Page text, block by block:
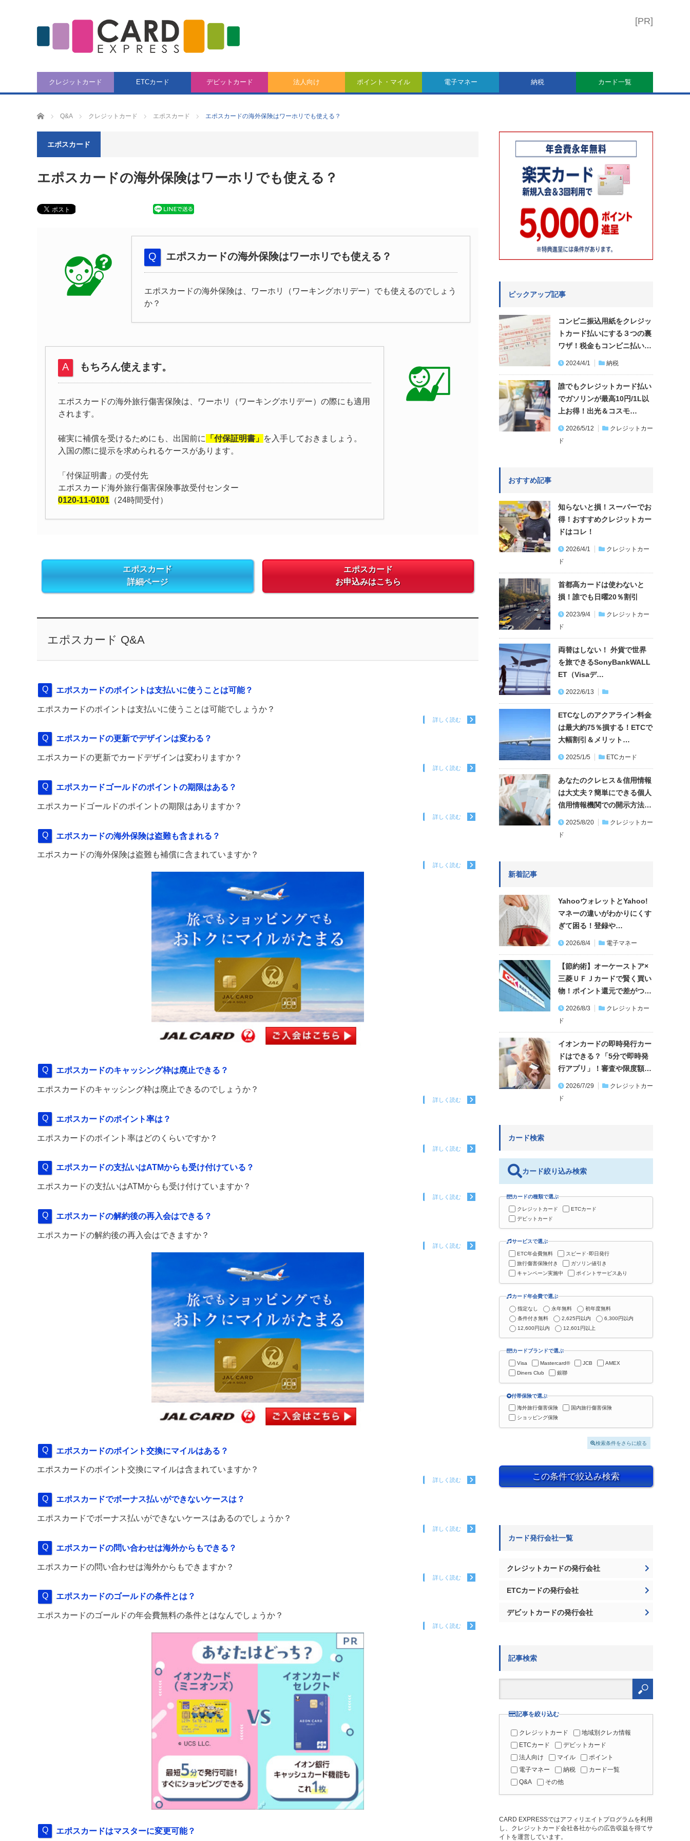
クレジットカード ETCカード デビットカード 法人向け ポイント・マイル 電子マネー 納税 カード一覧
CARD EXPRESS
Q&A クレジットカード エポスカード エポスカードの海外保険はワーホリでも使える？
エポスカード
エポスカードの海外保険はワーホリでも使える？
エポスカードの海外保険はワーホリでも使える？
エポスカードの海外保険は、ワーホリ（ワーキングホリデー）でも使えるのでしょう
か？
もちろん使えます。
エポスカードの海外旅行傷害保険は、ワーホリ（ワーキングホリデー）の際にも適用
されます。
確実に補償を受けるためにも、出国前に 「付保証明書」
を入手しておきましょう。
入国の際に提示を求められるケースがあります。
「付保証明書」の受付先
エポスカード海外旅行傷害保険事故受付センター
0120-11-0101 （24時間受付）
エポスカード
詳細ページ
エポスカード
お申込みはこちら
エポスカード Q&A
エポスカードのポイントは支払いに使うことは可能？
エポスカードのポイントは支払いに使うことは可能でしょうか？
詳しく読む
エポスカードの更新でデザインは変わる？
エポスカードの更新でカードデザインは変わりますか？
詳しく読む
エポスカードゴールドのポイントの期限はある？
エポスカードゴールドのポイントの期限はありますか？
詳しく読む
エポスカードの海外保険は盗難も含まれる？
エポスカードの海外保険は盗難も補償に含まれていますか？
詳しく読む
エポスカードのキャッシング枠は廃止できる？
エポスカードのキャッシング枠は廃止できるのでしょうか？
詳しく読む
エポスカードのポイント率は？
エポスカードのポイント率はどのくらいですか？
詳しく読む
エポスカードの支払いはATMからも受け付けている？
エポスカードの支払いはATMからも受け付けていますか？
詳しく読む
エポスカードの解約後の再入会はできる？
エポスカードの解約後の再入会はできますか？
詳しく読む
エポスカードのポイント交換にマイルはある？
エポスカードのポイント交換にマイルは含まれていますか？
詳しく読む
エポスカードでボーナス払いができないケースは？
エポスカードでボーナス払いができないケースはあるのでしょうか？
詳しく読む
エポスカードの問い合わせは海外からもできる？
エポスカードの問い合わせは海外からもできますか？
詳しく読む
エポスカードのゴールドの条件とは？
エポスカードのゴールドの年会費無料の条件とはなんでしょうか？
詳しく読む
エポスカードはマスターに変更可能？
ピックアップ記事
コンビニ振込用紙をクレジッ
トカード払いにする３つの裏
ワザ！税金もコンビニ払い…
2024/4/1 納税
誰でもクレジットカード払い
でガソリンが最高10円/1L以
上お得！出光＆コスモ…
2026/5/12
クレジットカー
ド
おすすめ記事
知らないと損！スーパーでお
得！おすすめクレジットカー
ドはコレ！
2026/4/1
クレジットカー
ド
首都高カードは使わないと
損！誰でも日曜20％割引
2023/9/4
クレジットカー
ド
両替はしない！ 外貨で世界
を旅できるSonyBankWALL
ET（Visaデ…
2022/6/13
ETCなしのアクアライン料金
は最大約75％損する！ETCで
大幅割引＆メリット…
2025/1/5 ETCカード
あなたのクレヒス＆信用情報
は大丈夫？簡単にできる個人
信用情報機関での開示方法…
2025/8/20
クレジットカー
ド
新着記事
YahooウォレットとYahoo!
マネーの違いがわかりにくす
ぎて困る！登録や…
2026/8/4 電子マネー
【節約術】オーケーストア×
三菱ＵＦＪカードで賢く買い
物！ポイント還元で差がつ…
2026/8/3
クレジットカー
ド
イオンカードの即時発行カー
ドはできる？「5分で即時発
行アプリ」！審査や限度額…
2026/7/29
クレジットカー
ド
カード検索
カード絞り込み検索
カードの種類で選ぶ
クレジットカード
ETCカード
デビットカード
サービスで選ぶ
ETC年会費無料
スピード･即日発行
旅行傷害保険付き
ガソリン値引き
キャンペーン実施中
ポイントサービスあり
カード年会費で選ぶ
指定なし 永年無料
初年度無料
条件付き無料
2,625円以内
6,300円以内
12,600円以内
12,601円以上
カードブランドで選ぶ
Visa Mastercard® JCB
AMEX
Diners Club
銀聯
付帯保険で選ぶ
海外旅行傷害保険
国内旅行傷害保険
ショッピング保険
検索条件をさらに絞る
この条件で絞込み検索
カード発行会社一覧
クレジットカードの発行会社
ETCカードの発行会社
デビットカードの発行会社
記事検索
検
記事を絞り込む
クレジットカード
地域別クレカ情報
ETCカード
デビットカード
法人向け
マイル
ポイント
電子マネー
納税
カード一覧
Q&A
その他
CARD EXPRESSではアフィリエイトプログラムを利用
し、クレジットカード会社各社からの広告収益を得てサ
イトを運営しています。